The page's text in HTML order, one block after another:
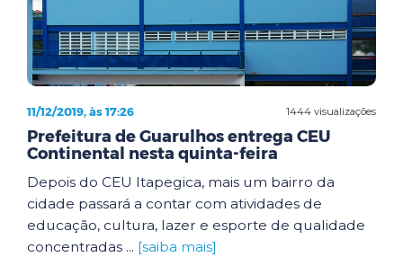
1444 visualizações
11/12/2019, às 17:26
Prefeitura de Guarulhos entrega CEU
Continental nesta quinta-feira
Depois do CEU Itapegica, mais um bairro da
cidade passará a contar com atividades de
educação, cultura, lazer e esporte de qualidade
concentradas ... [saiba mais]